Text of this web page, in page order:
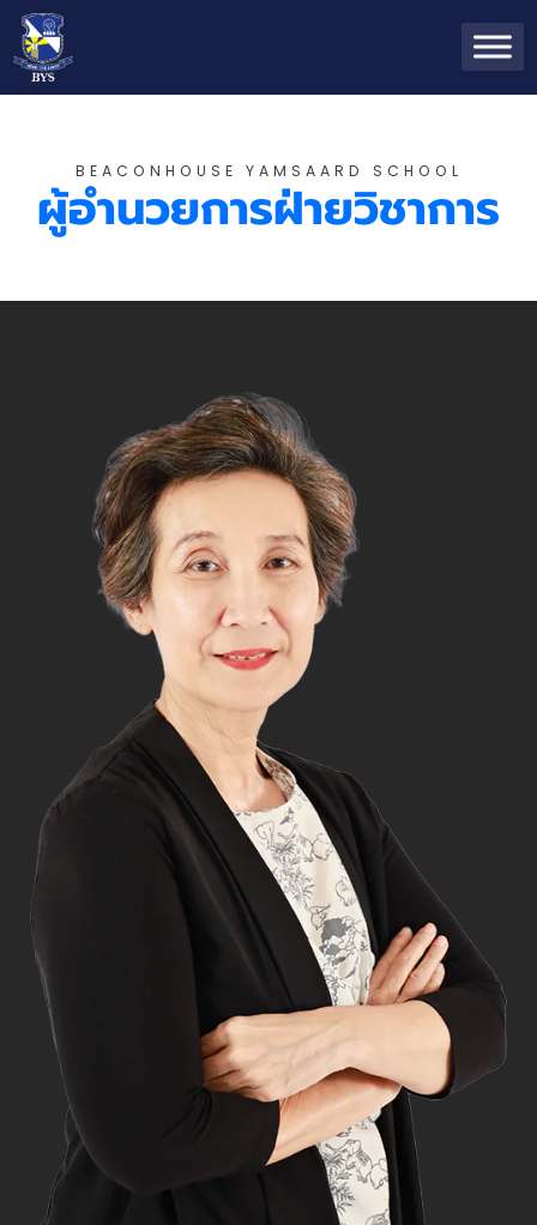
BEACONHOUSE YAMSAARD SCHOOL
ผู้อำนวยการฝ่ายวิชาการ